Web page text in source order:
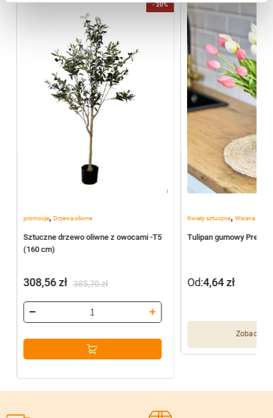
promocje, Drzewa oliwne
Sztuczne drzewo oliwne z owocami -T5
(160 cm)
-20%
385,70zł
cena
wynosiła:
385,70 zł.
308,56zł
cena
wynosi:
308,56 zł.
Kwiaty sztuczne,Wiosna
Tulipan gumowy
Zobacz
Od:4,64zł